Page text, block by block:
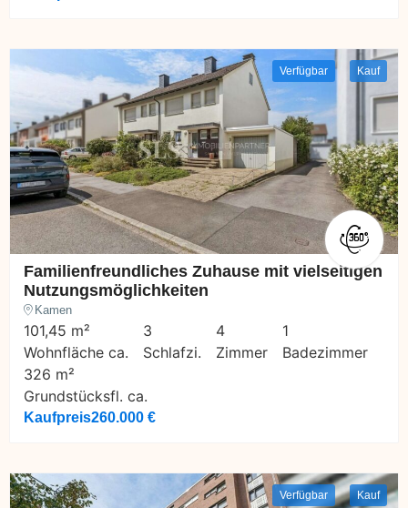
Verfügbar Kauf
Familienfreundliches Zuhause mit vielseitigen
Nutzungsmöglichkeiten
Kamen
101,45 m²
Wohnfläche ca.
3
Schlafzi.
4
Zimmer
1
Badezimmer
326 m²
Grundstücksfl. ca.
Kaufpreis260.000 €
Verfügbar Kauf